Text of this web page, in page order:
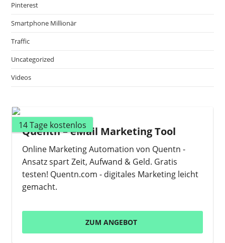
Pinterest
Smartphone Millionär
Traffic
Uncategorized
Videos
14 Tage kostenlos
Quentn – eMail Marketing Tool
Online Marketing Automation von Quentn -
Ansatz spart Zeit, Aufwand & Geld. Gratis
testen! Quentn.com - digitales Marketing leicht
gemacht.
ZUM ANGEBOT